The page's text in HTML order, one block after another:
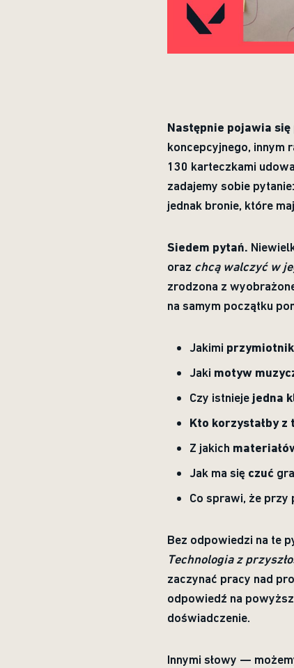
Następnie pojawia się
koncepcyjnego, innym
130 karteczkami
zadajemy sobie
jednak bronie, które
Siedem pytań.
oraz chcą walczyć w
zrodzona z
na samym początku
Jakimi
Jaki motyw
Czy istnieje jedna
Kto korzystałby z
Z jakich
Jak ma się czuć
Co sprawi, że
Bez odpowiedzi na te
Technologia z
zaczynać pracy nad
odpowiedź na
doświadczenie.
Innymi słowy —